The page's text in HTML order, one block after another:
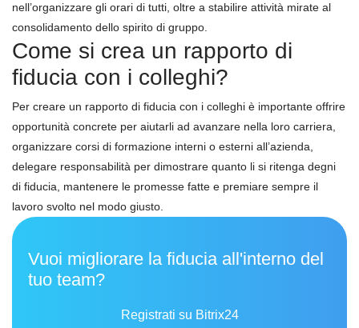
nell’organizzare gli orari di tutti, oltre a stabilire attività mirate al
consolidamento dello spirito di gruppo.
Come si crea un rapporto di
fiducia con i colleghi?
Per creare un rapporto di fiducia con i colleghi è importante offrire
opportunità concrete per aiutarli ad avanzare nella loro carriera,
organizzare corsi di formazione interni o esterni all’azienda,
delegare responsabilità per dimostrare quanto li si ritenga degni
di fiducia, mantenere le promesse fatte e premiare sempre il
lavoro svolto nel modo giusto.
Vuoi migliorare la fiducia all'interno del
tuo team?
Registrati su Bitrix24